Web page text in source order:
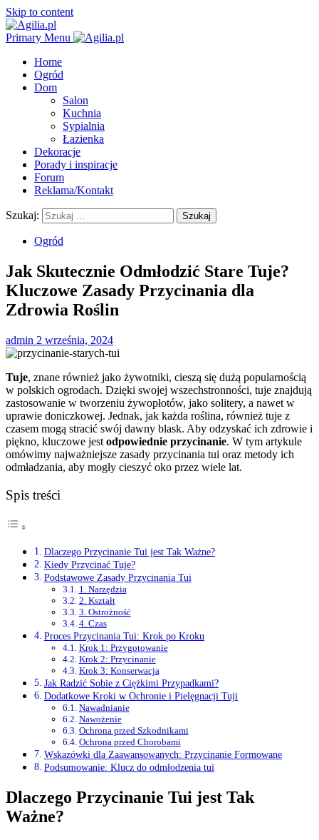
Skip to content
Primary Menu
Home
Ogród
Dom
Salon
Kuchnia
Sypialnia
Łazienka
Dekoracje
Porady i inspiracje
Forum
Reklama/Kontakt
Szukaj:
Ogród
Jak Skutecznie Odmłodzić Stare Tuje?
Kluczowe Zasady Przycinania dla
Zdrowia Roślin
admin 2 września, 2024
Tuje, znane również jako żywotniki, cieszą się dużą popularnością
w polskich ogrodach. Dzięki swojej wszechstronności, tuje znajdują
zastosowanie w tworzeniu żywopłotów, jako solitery, a nawet w
uprawie doniczkowej. Jednak, jak każda roślina, również tuje z
czasem mogą stracić swój dawny blask. Aby odzyskać ich zdrowie i
piękno, kluczowe jest odpowiednie przycinanie. W tym artykule
omówimy najważniejsze zasady przycinania tui oraz metody ich
odmładzania, aby mogły cieszyć oko przez wiele lat.
Spis treści
Dlaczego Przycinanie Tui jest Tak Ważne?
Kiedy Przycinać Tuje?
Podstawowe Zasady Przycinania Tui
1. Narzędzia
2. Kształt
3. Ostrożność
4. Czas
Proces Przycinania Tui: Krok po Kroku
Krok 1: Przygotowanie
Krok 2: Przycinanie
Krok 3: Konserwacja
Jak Radzić Sobie z Ciężkimi Przypadkami?
Dodatkowe Kroki w Ochronie i Pielęgnacji Tuji
Nawadnianie
Nawożenie
Ochrona przed Szkodnikami
Ochrona przed Chorobami
Wskazówki dla Zaawansowanych: Przycinanie Formowane
Podsumowanie: Klucz do odmłodzenia tui
Dlaczego Przycinanie Tui jest Tak
Ważne?